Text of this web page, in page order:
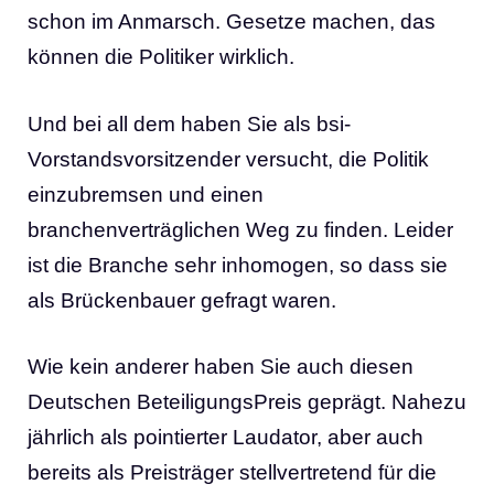
schon im Anmarsch. Gesetze machen, das
können die Politiker wirklich.
Und bei all dem haben Sie als bsi-
Vorstandsvorsitzender versucht, die Politik
einzubremsen und einen
branchenverträglichen Weg zu finden. Leider
ist die Branche sehr inhomogen, so dass sie
als Brückenbauer gefragt waren.
Wie kein anderer haben Sie auch diesen
Deutschen BeteiligungsPreis geprägt. Nahezu
jährlich als pointierter Laudator, aber auch
bereits als Preisträger stellvertretend für die